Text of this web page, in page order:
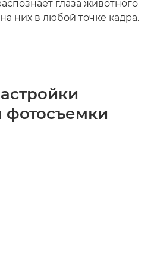
глаза животного
них в любой точке кадра.